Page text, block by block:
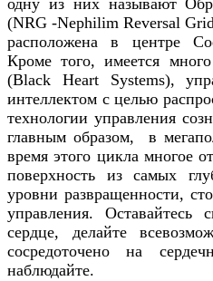
одну из них называют
(NRG -Nephilim Reversal
расположена в центре
Кроме того, имеется
(Black Heart Systems),
интеллектом с целью
технологии управления
главным образом, в
время этого цикла многое
поверхность из самых
уровни развращенности,
управления. Оставайтесь
сердце, делайте
сосредоточено на
наблюдайте.